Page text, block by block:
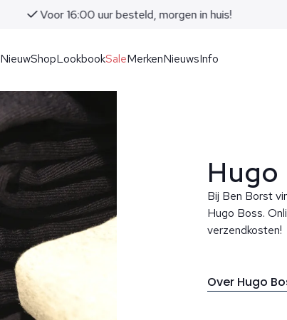
Voor 16:00 uur besteld, morgen in huis!
NieuwShopLookbookSaleMerkenNieuwsInfo
Bij Ben Borst
Hugo Boss.
verzendkosten!
Over Hugo